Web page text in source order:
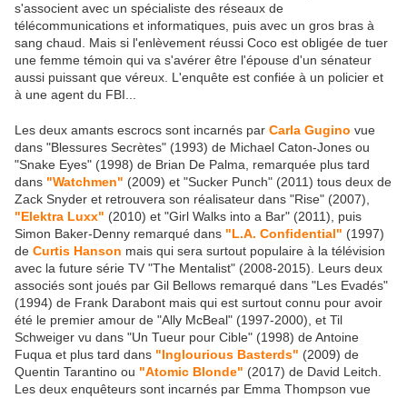
s'associent avec un spécialiste des réseaux de
télécommunications et informatiques, puis avec un gros bras à
sang chaud. Mais si l'enlèvement réussi Coco est obligée de tuer
une femme témoin qui va s'avérer être l'épouse d'un sénateur
aussi puissant que véreux. L'enquête est confiée à un policier et
à une agent du FBI...
Les deux amants escrocs sont incarnés par Carla Gugino vue
dans "Blessures Secrètes" (1993) de Michael Caton-Jones ou
"Snake Eyes" (1998) de Brian De Palma, remarquée plus tard
dans "Watchmen" (2009) et "Sucker Punch" (2011) tous deux de
Zack Snyder et retrouvera son réalisateur dans "Rise" (2007),
"Elektra Luxx" (2010) et "Girl Walks into a Bar" (2011), puis
Simon Baker-Denny remarqué dans "L.A. Confidential" (1997)
de Curtis Hanson mais qui sera surtout populaire à la télévision
avec la future série TV "The Mentalist" (2008-2015). Leurs deux
associés sont joués par Gil Bellows remarqué dans "Les Evadés"
(1994) de Frank Darabont mais qui est surtout connu pour avoir
été le premier amour de "Ally McBeal" (1997-2000), et Til
Schweiger vu dans "Un Tueur pour Cible" (1998) de Antoine
Fuqua et plus tard dans "Inglourious Basterds" (2009) de
Quentin Tarantino ou "Atomic Blonde" (2017) de David Leitch.
Les deux enquêteurs sont incarnés par Emma Thompson vue